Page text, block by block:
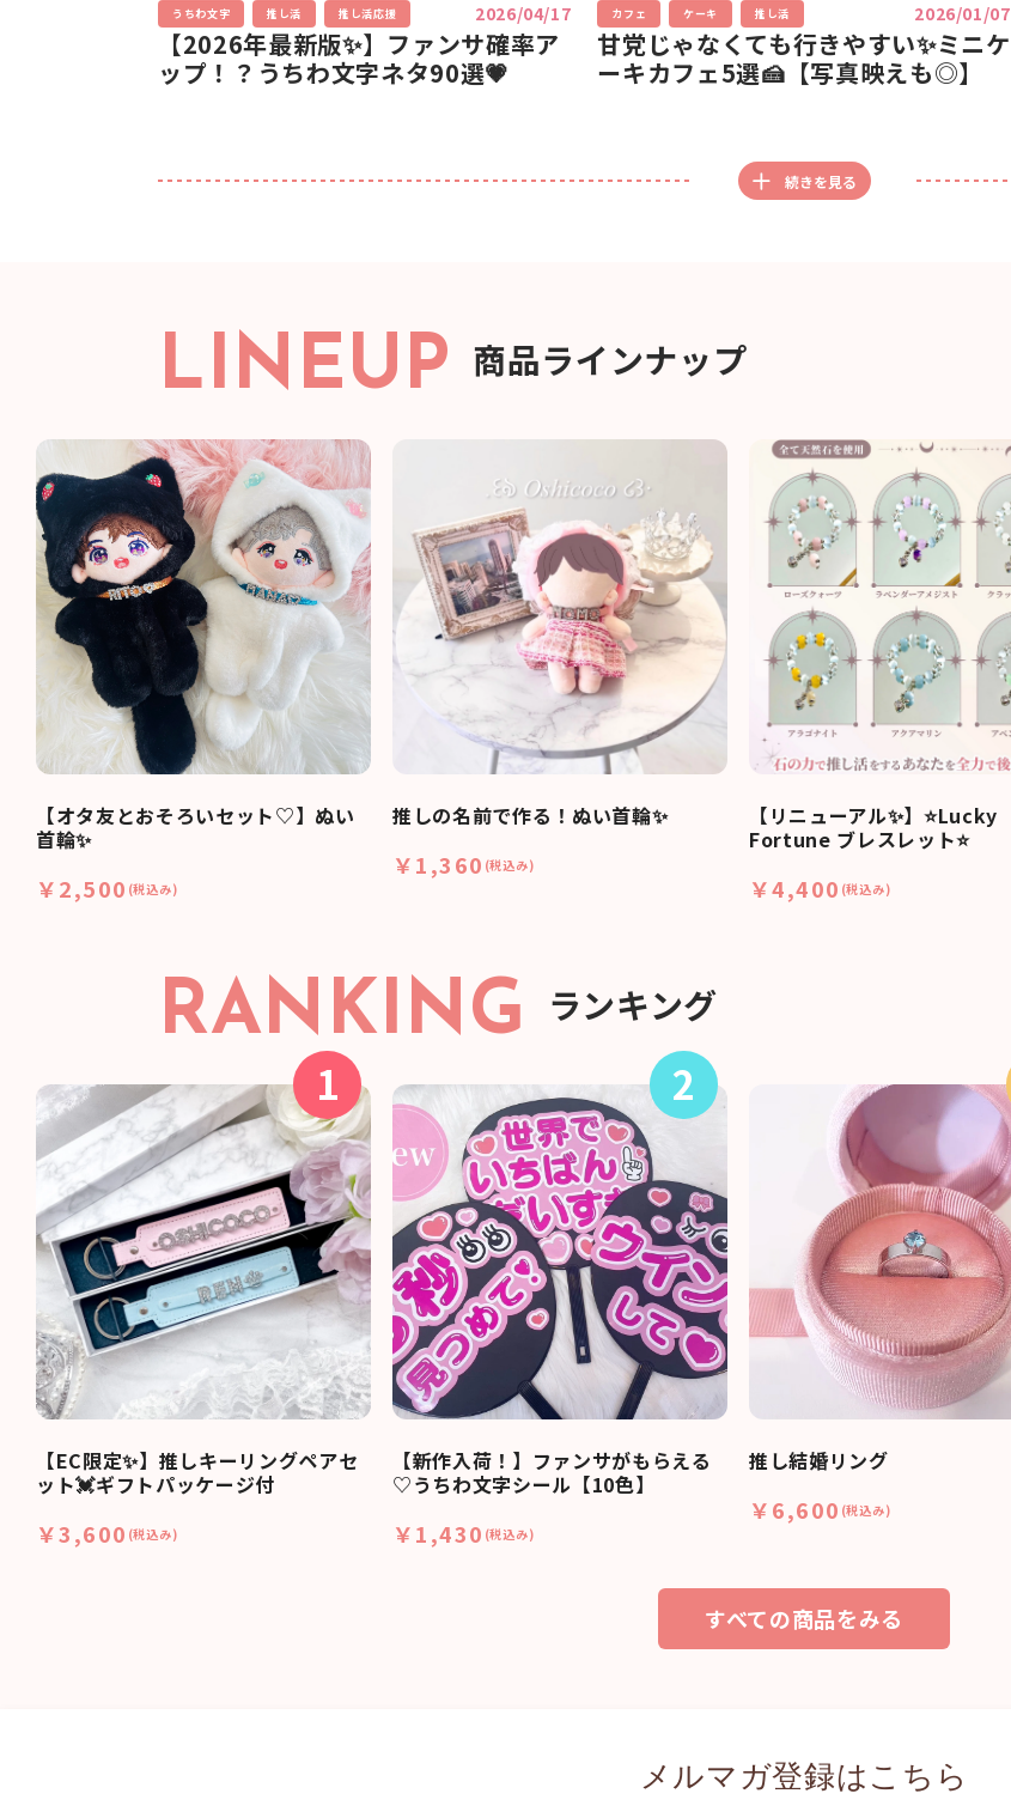
うちわ文字 推し活 推し活応援 2026/04/17
【2026年最新版✨】ファンサ確率ア
ップ！？うちわ文字ネタ90選💗
カフェ ケーキ 推し活 2026/01/07
甘党じゃなくても行きやすい✨ミニケ
ーキカフェ5選🍰【写真映えも◎】
続きを見る
LINEUP 商品ラインナップ
【オタ友とおそろいセット♡】ぬい
首輪✨
￥2,500 (税込み)
推しの名前で作る！ぬい首輪✨
￥1,360 (税込み)
【リニューアル✨】⭐Lucky
Fortune ブレスレット⭐
￥4,400 (税込み)
RANKING ランキング
1
【EC限定✨】推しキーリングペアセ
ット💓ギフトパッケージ付
￥3,600 (税込み)
2
【新作入荷！】ファンサがもらえる
♡うちわ文字シール【10色】
￥1,430 (税込み)
推し結婚リング
￥6,600 (税込み)
すべての商品をみる
メルマガ登録はこちら